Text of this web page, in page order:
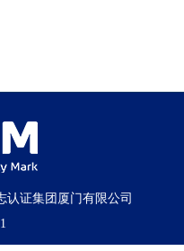
认证集团厦门有限公司